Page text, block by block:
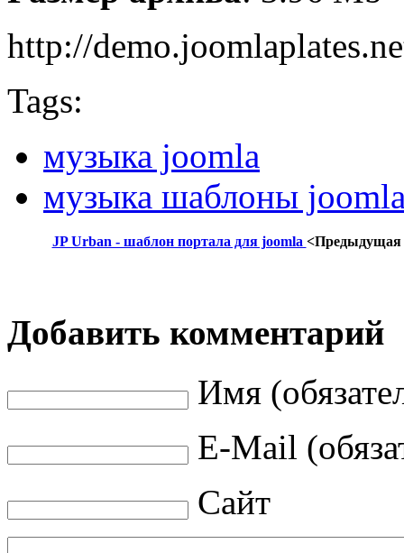
http://
Tags:
музыка joomla
музыка шаблоны
JP Urban - шаблон портала для joomla <Предыдущая
Добавить комментарий
Имя
E-Mail
Сайт